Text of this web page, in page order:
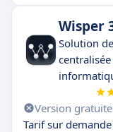
Wisper
Solution
Version gratuite
Tarif sur demande